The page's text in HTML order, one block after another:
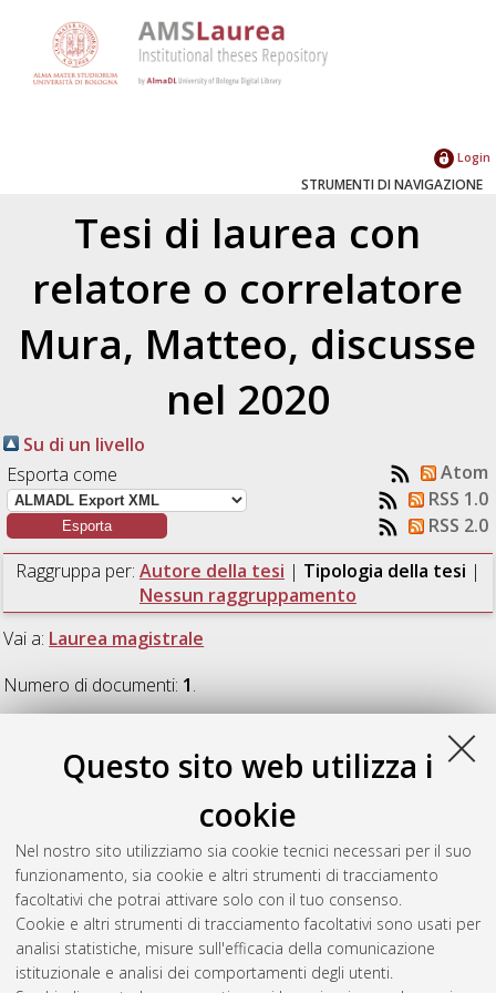
Questo sito web utilizza i
cookie
Nel nostro sito utilizziamo sia cookie tecnici necessari per il suo
funzionamento, sia cookie e altri strumenti di tracciamento
facoltativi che potrai attivare solo con il tuo consenso.
Cookie e altri strumenti di tracciamento facoltativi sono usati per
analisi statistiche, misure sull'efficacia della comunicazione
istituzionale e analisi dei comportamenti degli utenti.
Login
STRUMENTI DI NAVIGAZIONE
Tesi di laurea con
relatore o correlatore
Mura, Matteo, discusse
nel 2020
Su di un livello
Esporta come
Atom
RSS 1.0
RSS 2.0
Raggruppa per: Autore della tesi | Tipologia della tesi |
Nessun raggruppamento
Vai a: Laurea magistrale
Numero di documenti: 1.
Laurea magistrale
(2020) Studio per l'implementazione
magistrale], Università di Bologna, Corso di Studio in
Ingegneria gestionale [LM-DM270], Documento ad accesso
riservato.
Questa lista e' stata generata ilSat Aug 8 20:16:03 2026